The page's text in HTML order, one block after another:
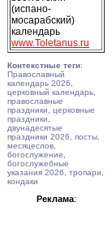
(испано-
мосарабский)
календарь
www.Toletanus.ru
Контекстные теги:
Православный
календарь 2026,
церковный календарь,
православные
праздники, церковные
праздники,
двунадесятые
праздники 2026, посты,
месяцеслов,
богослужение,
богослужебные
указания 2026, тропари,
кондаки
Реклама: